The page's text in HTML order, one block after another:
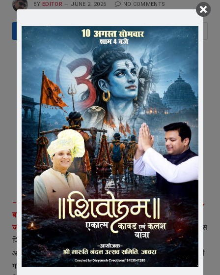
BY EDITOR JUNE 2, 2026 NO COMMENTS
– औद्योगिक क्षेत्र जावरा पुलिस की बड़ी कार्रवाई, चोरी की 4 पेटी शराब,
बाइक व कटर बरामद
जावरा।थाना औद्योगिक क्षेत्र जावरा पुलिस ने भुतेड़ा टोल प्लाजा के पास
पिकअप वाहन से शराब चोरी की वारदात का खुलासा करते हुए तीन
आरोपियों को गिरफ्तार किया है। पुलिस ने आरोपियों के कब्जे से चोरी की
गई 4 पेटी बीयर शराब, घटना में प्रयुक्त मोटरसाइकिल एवं कटर बरामद